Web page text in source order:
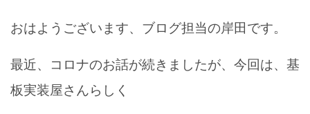
おはようございます、ブログ担当の岸田です。
最近、コロナのお話が続きましたが、今回は、基
板実装屋さんらしく